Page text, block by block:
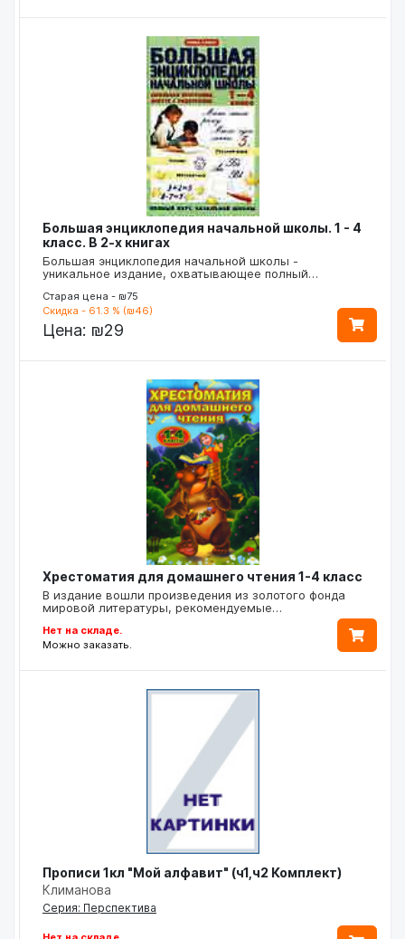
Большая энциклопедия начальной школы. 1 - 4
класс. В 2-х книгах
Большая энциклопедия начальной школы -
уникальное издание, охватывающее полный…
Старая цена - ₪75
Скидка - 61.3 % (₪46)
Цена: ₪29
Хрестоматия для домашнего чтения 1-4 класс
В издание вошли произведения из золотого фонда
мировой литературы, рекомендуемые…
Нет на складе.
Можно заказать.
Прописи 1кл "Мой алфавит" (ч1,ч2 Комплект)
Климанова
Серия: Перспектива